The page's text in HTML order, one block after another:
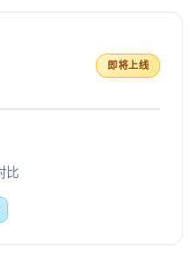
即将上线
比